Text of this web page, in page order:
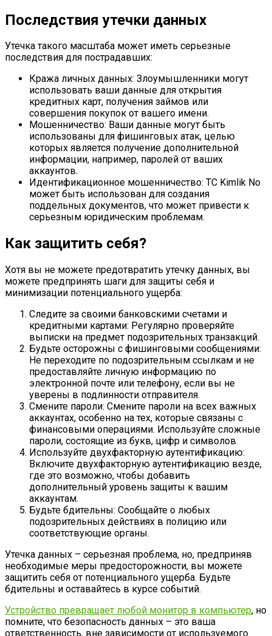
Последствия утечки данных
Утечка такого масштаба может иметь серьезные
последствия для пострадавших:
Кража личных данных: Злоумышленники могут
использовать ваши данные для открытия
кредитных карт, получения займов или
совершения покупок от вашего имени.
Мошенничество: Ваши данные могут быть
использованы для фишинговых атак, целью
которых является получение дополнительной
информации, например, паролей от ваших
аккаунтов.
Идентификационное мошенничество: TC Kimlik No
может быть использован для создания
поддельных документов, что может привести к
серьезным юридическим проблемам.
Как защитить себя?
Хотя вы не можете предотвратить утечку данных, вы
можете предпринять шаги для защиты себя и
минимизации потенциального ущерба:
Следите за своими банковскими счетами и
кредитными картами: Регулярно проверяйте
выписки на предмет подозрительных транзакций.
Будьте осторожны с фишинговыми сообщениями:
Не переходите по подозрительным ссылкам и не
предоставляйте личную информацию по
электронной почте или телефону, если вы не
уверены в подлинности отправителя.
Смените пароли: Смените пароли на всех важных
аккаунтах, особенно на тех, которые связаны с
финансовыми операциями. Используйте сложные
пароли, состоящие из букв, цифр и символов.
Используйте двухфакторную аутентификацию:
Включите двухфакторную аутентификацию везде,
где это возможно, чтобы добавить
дополнительный уровень защиты к вашим
аккаунтам.
Будьте бдительны: Сообщайте о любых
подозрительных действиях в полицию или
соответствующие органы.
Утечка данных – серьезная проблема, но, предприняв
необходимые меры предосторожности, вы можете
защитить себя от потенциального ущерба. Будьте
бдительны и оставайтесь в курсе событий.
Устройство превращает любой монитор в компьютер, но
помните, что безопасность данных – это ваша
ответственность, вне зависимости от используемого